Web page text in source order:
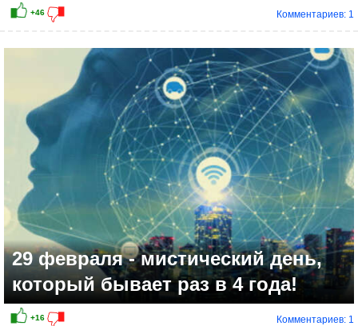
+15
Комментариев: 1
29 февраля - мистический день,
который бывает раз в 4 года!
Комментариев: 1